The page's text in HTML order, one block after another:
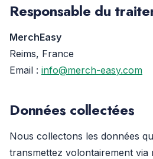
Responsable du
MerchEasy
Reims, France
Email : info@merch-easy.com
Données collectées
Nous collectons les données
transmettez volontairement via